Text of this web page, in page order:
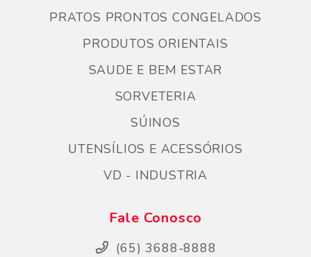
PRATOS PRONTOS CONGELADOS
PRODUTOS ORIENTAIS
SAUDE E BEM ESTAR
SORVETERIA
SÚINOS
UTENSÍLIOS E ACESSÓRIOS
VD - INDUSTRIA
Fale Conosco
(65) 3688-8888